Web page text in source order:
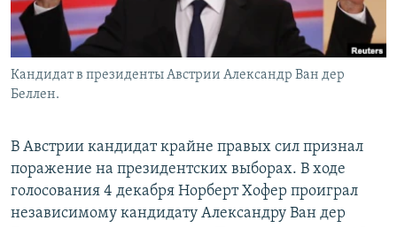
Кандидат в президенты Австрии Александр Ван дер
Беллен.
В Австрии кандидат крайне правых сил признал
поражение на президентских выборах. В ходе
голосования 4 декабря Норберт Хофер проиграл
независимому кандидату Александру Ван дер